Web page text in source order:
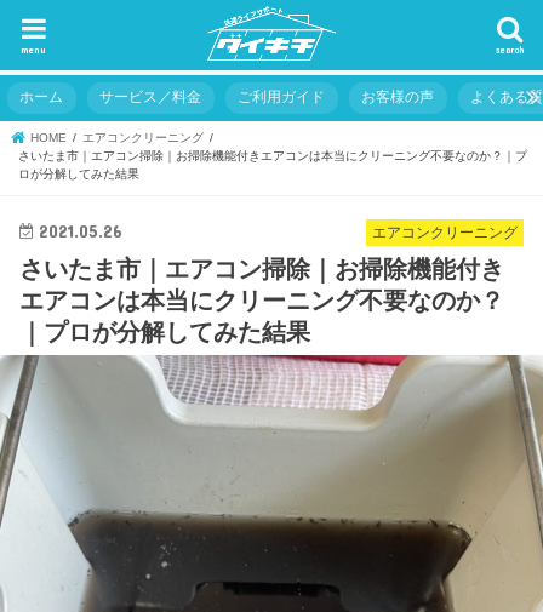
search
menu
ホーム サービス／料金 ご利用ガイド お客様の声 よくある
HOME
エアコンクリーニング
さいたま市｜エアコン掃除｜お掃除機能付きエアコンは本当にクリーニング不要なのか？｜プ
ロが分解してみた結果
エアコンクリーニング
2021.05.26
さいたま市｜エアコン掃除｜お掃除機能付き
エアコンは本当にクリーニング不要なのか？
｜プロが分解してみた結果